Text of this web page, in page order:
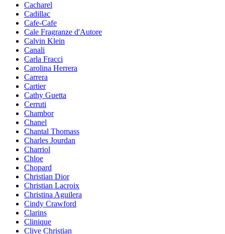
Cacharel
Cadillac
Cafe-Cafe
Cale Fragranze d'Autore
Calvin Klein
Canali
Carla Fracci
Carolina Herrera
Carrera
Cartier
Cathy Guetta
Cerruti
Chambor
Chanel
Chantal Thomass
Charles Jourdan
Charriol
Chloe
Chopard
Christian Dior
Christian Lacroix
Christina Aguilera
Cindy Crawford
Clarins
Clinique
Clive Christian